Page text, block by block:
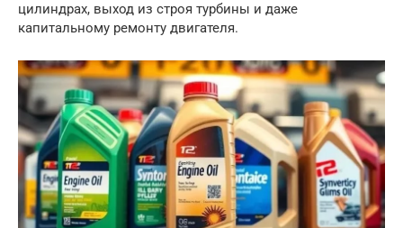
цилиндрах, выход из строя турбины и даже
капитальному ремонту двигателя.